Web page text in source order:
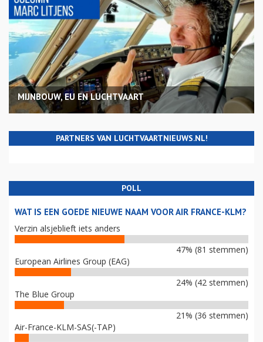
MIJNBOUW, EU EN LUCHTVAART
PARTNERS VAN LUCHTVAARTNIEUWS.NL!
POLL
WAT IS EEN GOEDE NIEUWE NAAM VOOR AIR FRANCE-KLM?
Verzin alsjeblieft iets anders
47% (81 stemmen)
European Airlines Group (EAG)
24% (42 stemmen)
The Blue Group
21% (36 stemmen)
Air-France-KLM-SAS(-TAP)